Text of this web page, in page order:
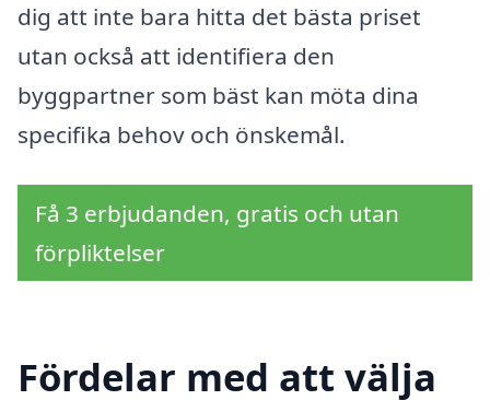
dig att inte bara hitta det bästa priset
utan också att identifiera den
byggpartner som bäst kan möta dina
specifika behov och önskemål.
Få 3 erbjudanden, gratis och utan
förpliktelser
Fördelar med att välja